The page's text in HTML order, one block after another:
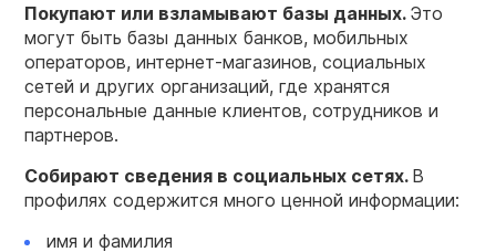
Покупают или взламывают базы данных. Это
могут быть базы данных банков, мобильных
операторов, интернет-магазинов, социальных
сетей и других организаций, где хранятся
персональные данные клиентов, сотрудников и
партнеров.
Собирают сведения в социальных сетях. В
профилях содержится много ценной информации:
имя и фамилия